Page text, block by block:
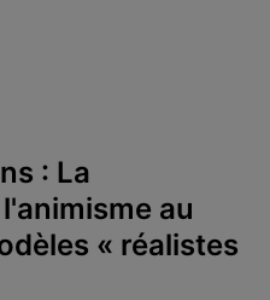
: La
au
« réalistes